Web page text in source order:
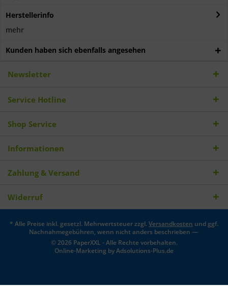
Herstellerinfo
mehr
Kunden haben sich ebenfalls angesehen
Newsletter
Service Hotline
Shop Service
Informationen
Zahlung & Versand
Widerruf
* Alle Preise inkl. gesetzl. Mehrwertsteuer zzgl.Versandkosten und ggf.
Nachnahmegebühren, wenn nicht anders beschrieben —
© 2026 PaperXXL - Alle Rechte vorbehalten.
Online-Marketing byAdsolutions-Plus.de